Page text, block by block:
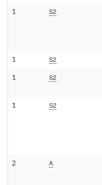
1 S2
1 S2
1 S2
1 S2
2 A